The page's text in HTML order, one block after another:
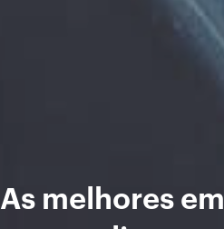
As melhores